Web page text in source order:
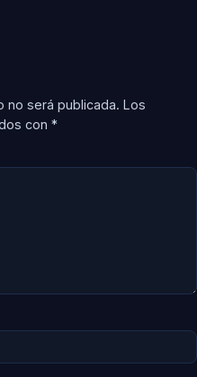
no será publicada. Los
con *